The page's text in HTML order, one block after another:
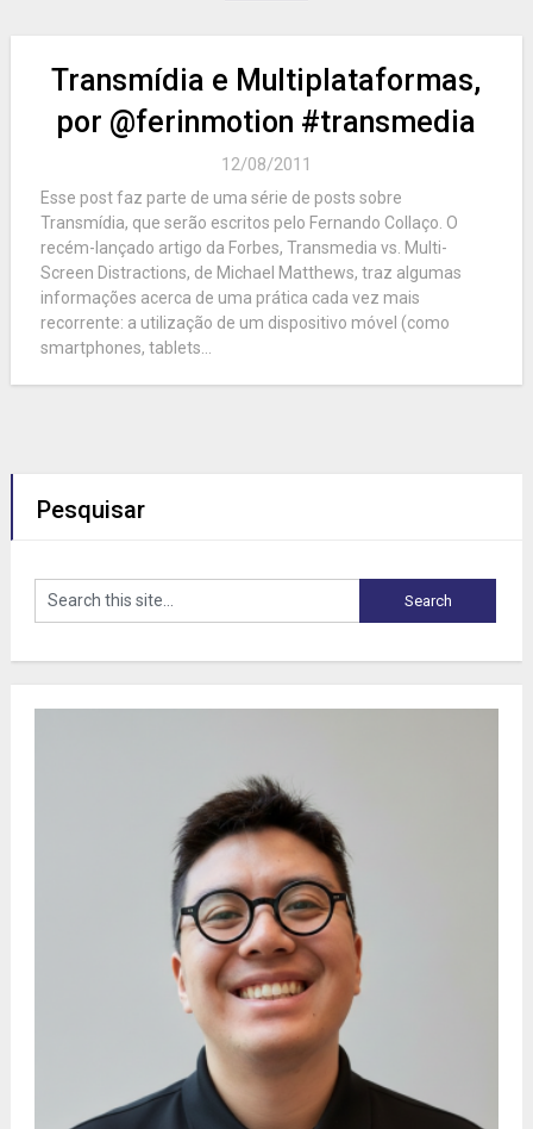
Transmídia e Multiplataformas,
por @ferinmotion #transmedia
12/08/2011
Esse post faz parte de uma série de posts sobre
Transmídia, que serão escritos pelo Fernando Collaço. O
recém-lançado artigo da Forbes, Transmedia vs. Multi-
Screen Distractions, de Michael Matthews, traz algumas
informações acerca de uma prática cada vez mais
recorrente: a utilização de um dispositivo móvel (como
smartphones, tablets...
Pesquisar